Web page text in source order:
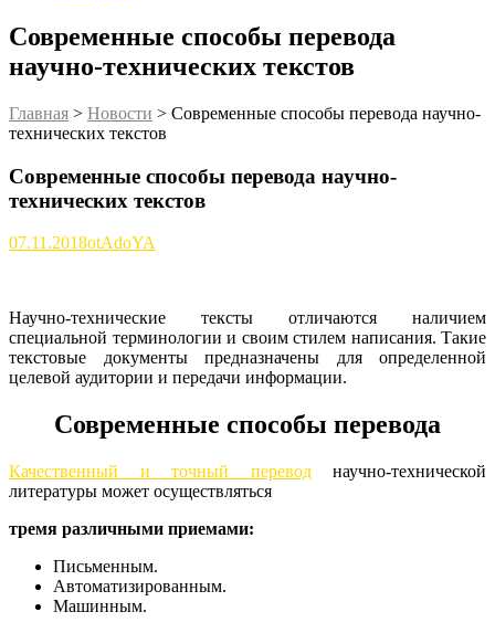
Современные способы перевода
научно-технических текстов
Главная > Новости > Современные способы перевода научно-
технических текстов
Современные способы перевода научно-
технических текстов
07.11.2018otAdoYA
Научно-технические тексты отличаются наличием
специальной терминологии и своим стилем написания. Такие
текстовые документы предназначены для определенной
целевой аудитории и передачи информации.
Современные способы перевода
Качественный и точный переводнаучно-технической
литературы может осуществляться
тремя различными приемами:
Письменным.
Автоматизированным.
Машинным.